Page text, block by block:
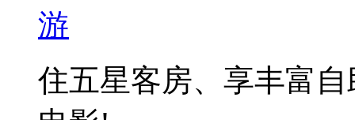
游
住五星客房、享丰富